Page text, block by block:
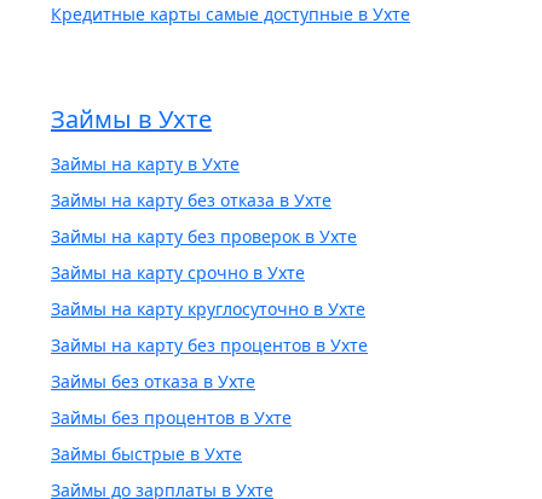
Кредитные карты самые доступные в Ухте
Займы в Ухте
Займы на карту в Ухте
Займы на карту без отказа в Ухте
Займы на карту без проверок в Ухте
Займы на карту срочно в Ухте
Займы на карту круглосуточно в Ухте
Займы на карту без процентов в Ухте
Займы без отказа в Ухте
Займы без процентов в Ухте
Займы быстрые в Ухте
Займы до зарплаты в Ухте